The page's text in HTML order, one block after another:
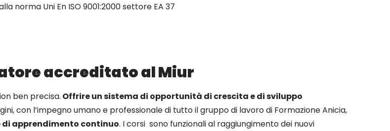
norma Uni En ISO 9001:2000 settore EA 37
accreditato al Miur
ben precisa. Offrire un sistema di opportunità di crescita e di sviluppo
con l’impegno umano e professionale di tutto il gruppo di lavoro di Formazione Anicia,
apprendimento continuo. I corsi sono funzionali al raggiungimento dei nuovi